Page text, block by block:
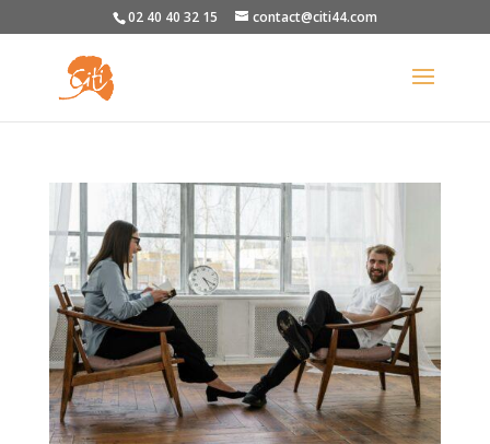
02 40 40 32 15 contact@citi44.com